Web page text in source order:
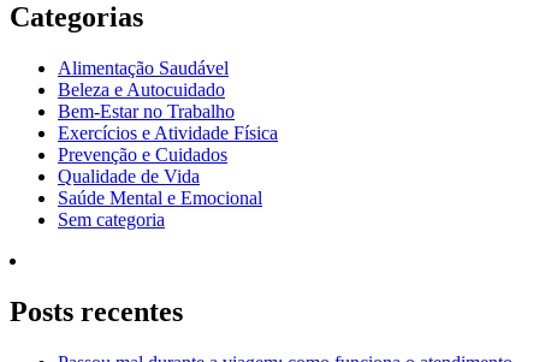
Categorias
Alimentação Saudável
Beleza e Autocuidado
Bem-Estar no Trabalho
Exercícios e Atividade Física
Prevenção e Cuidados
Qualidade de Vida
Saúde Mental e Emocional
Sem categoria
Posts recentes